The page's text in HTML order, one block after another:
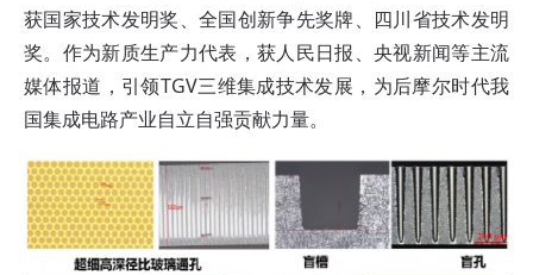
获国家技术发明奖、全国创新争先奖牌、四川省技术发明
奖。作为新质生产力代表，获人民日报、央视新闻等主流
媒体报道，引领TGV三维集成技术发展，为后摩尔时代我
国集成电路产业自立自强贡献力量。